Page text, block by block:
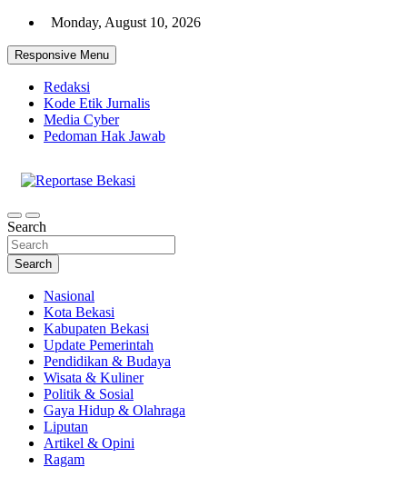
Skip
content
Monday, August 10, 2026
Responsive Menu
Redaksi
Kode Etik Jurnalis
Media Cyber
Pedoman Hak Jawab
Reportase Bekasi
Cakrawala Informasi Warga Bekasi
Search
Search
Nasional
Kota Bekasi
Kabupaten Bekasi
Update Pemerintah
Pendidikan & Budaya
Wisata & Kuliner
Politik & Sosial
Gaya Hidup & Olahraga
Liputan
Artikel & Opini
Ragam